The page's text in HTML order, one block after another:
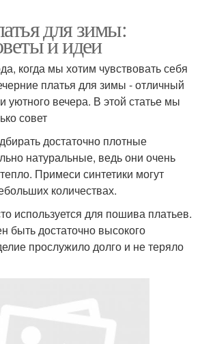
для зимы:
и идеи
когда мы хотим чувствовать себя
платья для зимы - отличный
уютного вечера. В этой статье мы
совет
достаточно плотные
натуральные, ведь они очень
Примеси синтетики могут
количествах.
используется для пошива платьев.
быть достаточно высокого
прослужило долго и не теряло